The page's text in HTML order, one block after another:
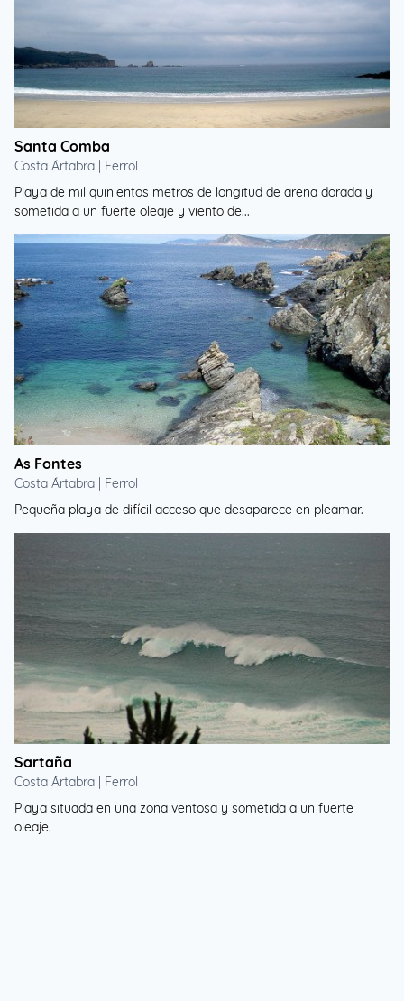
Santa Comba
Costa Ártabra | Ferrol
Playa de mil quinientos metros de longitud de arena dorada y
sometida a un fuerte oleaje y viento de...
As Fontes
Costa Ártabra | Ferrol
Pequeña playa de difícil acceso que desaparece en pleamar.
Sartaña
Costa Ártabra | Ferrol
Playa situada en una zona ventosa y sometida a un fuerte
oleaje.